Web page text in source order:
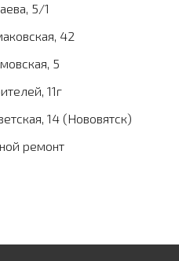
5/1
42
5
11г
14 (Нововятск)
ремонт